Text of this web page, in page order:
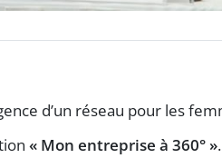
d’un réseau pour les
« Mon entreprise à 360° ».